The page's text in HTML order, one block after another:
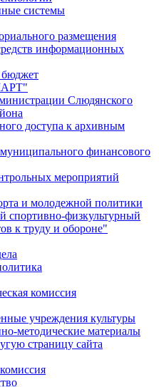
системы
размещения
информационных
Слюдянского
доступа к архивным
финансового
мероприятий
и молодежной политики
спортивно-физкультурный
к труду и обороне"
комиссия
учреждения культуры
методические материалы
страницу сайта